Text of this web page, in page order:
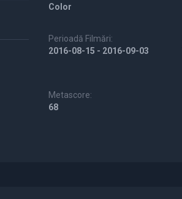
Color
Perioadă Filmări:
2016-08-15 - 2016-09-03
Metascore:
68